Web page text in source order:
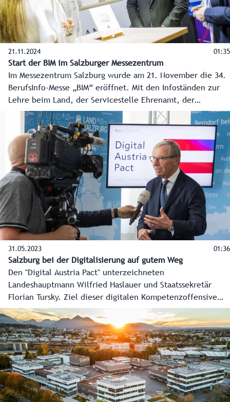
21.11.2024 01:35
Start der BIM im Salzburger Messezentrum
Im Messezentrum Salzburg wurde am 21. November die 34.
BerufsInfo-Messe „BIM“ eröffnet. Mit den Infoständen zur
Lehre beim Land, der Servicestelle Ehrenamt, der
Bildungsdirektion sowie den Landwirtschaftlichen
Fachschulen steht auch das Land Salzburg heuer wieder
den Wissbegierigen mit Rat und Tat beiseite.
31.05.2023 01:36
Salzburg bei der Digitalisierung auf gutem Weg
Den "Digital Austria Pact" unterzeichneten
Landeshauptmann Wilfried Haslauer und Staatssekretär
Florian Tursky. Ziel dieser digitalen Kompetenzoffensive
von Bund und Land ist es, möglichst alle Menschen in
Österreich in grundlegenden digitalen Fähigkeiten zu
bilden, den Anteil der IT-Fachkräfte zu steigern und
Talente zu fördern.